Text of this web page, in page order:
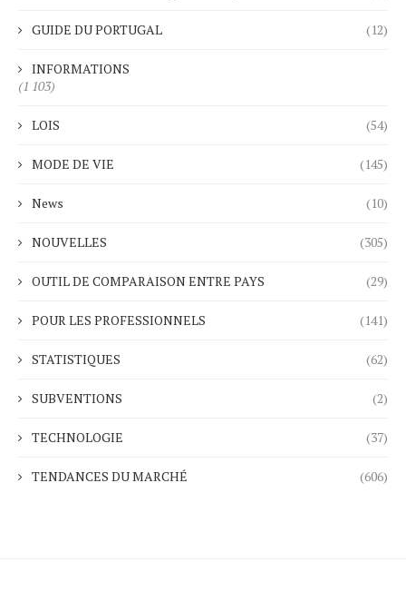
GUIDE DU PORTUGAL (12)
INFORMATIONS
(1 103)
LOIS (54)
MODE DE VIE (145)
News (10)
NOUVELLES (305)
OUTIL DE COMPARAISON ENTRE PAYS (29)
POUR LES PROFESSIONNELS (141)
STATISTIQUES (62)
SUBVENTIONS (2)
TECHNOLOGIE (37)
TENDANCES DU MARCHÉ (606)